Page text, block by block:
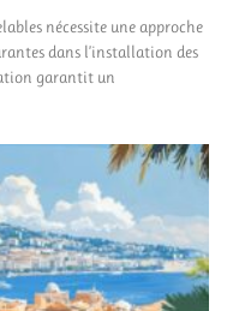
nécessite une approche
dans l’installation des
garantit un